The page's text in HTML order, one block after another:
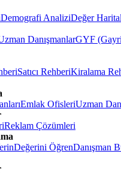
Demografi AnaliziDeğer
DanışmanlarGYF
Satıcı RehberiKiralama
Emlak OfisleriUzman
Reklam Çözümleri
Değerini ÖğrenDanışman